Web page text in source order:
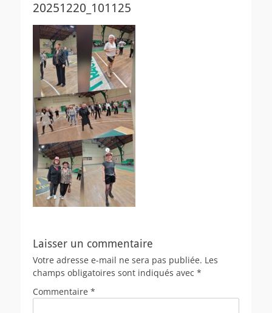
20251220_101125
Laisser un commentaire
Votre adresse e-mail ne sera pas publiée. Les
champs obligatoires sont indiqués avec *
Commentaire *